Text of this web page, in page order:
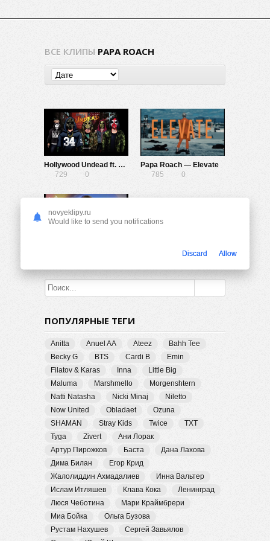
ВСЕ КЛИПЫ PAPA ROACH
Hollywood Undead ft. Papa Roach & Ice Nine Kills — Heart Of A Champion
729
0
Papa Roach — Elevate
785
0
ПОПУЛЯРНЫЕ ТЕГИ
Anitta Anuel AA Ateez
Bahh Tee
Becky G
BTS Cardi B
Emin
Filatov & Karas
Inna
Little Big
Maluma
Marshmello
Morgenshtern
Natti Natasha
Nicki Minaj
Niletto
Now United
Obladaet
Ozuna
SHAMAN
Stray Kids Twice
TXT
Tyga
Zivert
Ани Лорак
Артур Пирожков
Баста
Дана Лахова
Дима Билан
Егор Крид
Жалолиддин Ахмадалиев
Инна Вальтер
Ислам Итляшев
Клава Кока
Ленинград
Люся Чеботина
Мари Краймбрери
Миа Бойка
Ольга Бузова
Рустам Нахушев
Сергей Завьялов
novyeklipy.ru
Would like to send you notifications
Discard Allow